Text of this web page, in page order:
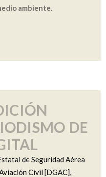
ambiente.
DE
de Seguridad Aérea
Civil [DGAC],